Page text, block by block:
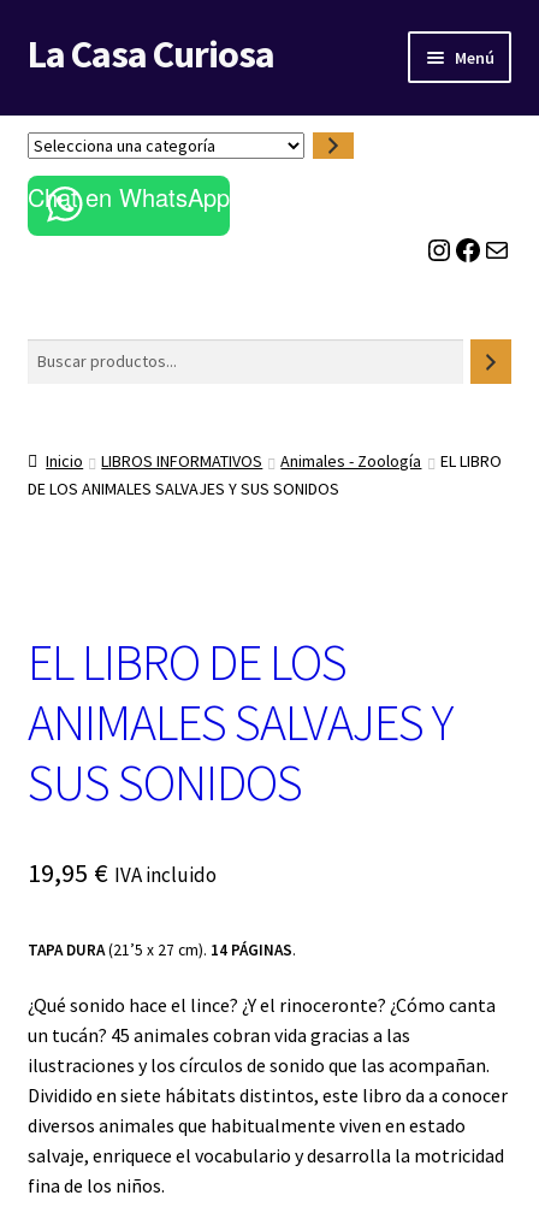
Ir
a
navegación
Ir
al
La Casa Curiosa Menú
LIBRERÍA
BLOG
S
e
l
e
a
c
Chat en WhatsApp
Instagram Facebook Correo electrónico
Buscar
Inicio LIBROS INFORMATIVOS Animales - Zoología
EL LIBRO
DE LOS ANIMALES SALVAJES Y SUS SONIDOS
EL LIBRO DE LOS
ANIMALES SALVAJES Y
SUS SONIDOS
19,95 € IVA incluido
TAPA DURA(21’5 x 27 cm). 14 PÁGINAS.
¿Qué sonido hace el lince? ¿Y el rinoceronte? ¿Cómo canta
un tucán? 45 animales cobran vida gracias a las
ilustraciones y los círculos de sonido que las acompañan.
Dividido en siete hábitats distintos, este libro da a conocer
diversos animales que habitualmente viven en estado
salvaje, enriquece el vocabulario y desarrolla la motricidad
fina de los niños.